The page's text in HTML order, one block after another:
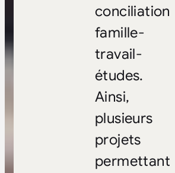
conciliation
famille-
travail-
études.
Ainsi,
plusieurs
projets
permettant